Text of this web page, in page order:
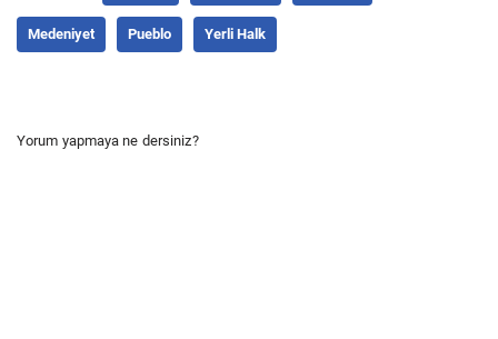
Medeniyet Pueblo Yerli Halk
Yorum yapmaya ne dersiniz?